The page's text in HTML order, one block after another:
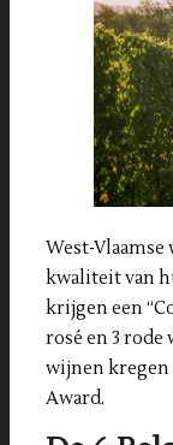
West-
kwaliteit van
krijgen een
rosé en 3 rode
wijnen kregen
Award.